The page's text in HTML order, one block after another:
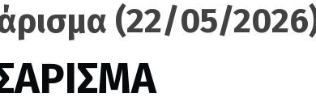
(22/05/